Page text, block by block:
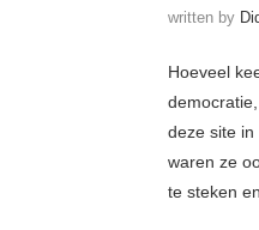
written by
Hoeveel
deze site
waren ze
te steken